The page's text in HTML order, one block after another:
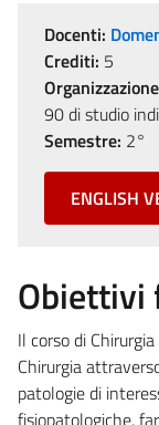
Docenti:
Crediti: 5
90 di studio
Semestre: 2°
ENGLISH
Il corso di
Chirurgia
patologie di
fisiopatologiche,